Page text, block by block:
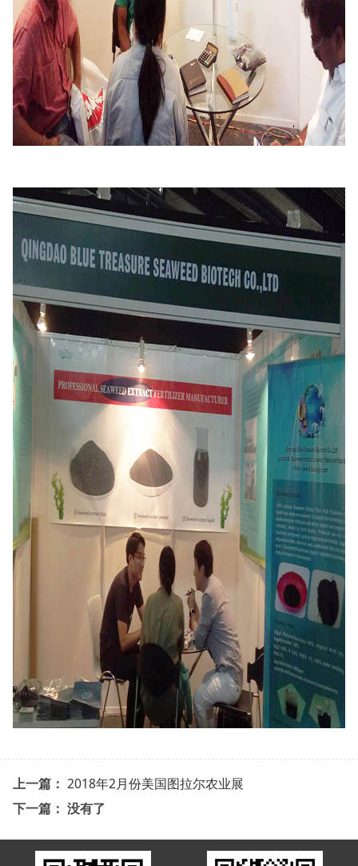
上一篇： 2018年2月份美国图拉尔农业展
下一篇： 没有了